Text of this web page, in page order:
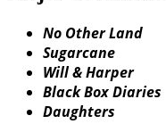
No Other Land
Sugarcane
Will & Harper
Black Box Diaries
Daughters